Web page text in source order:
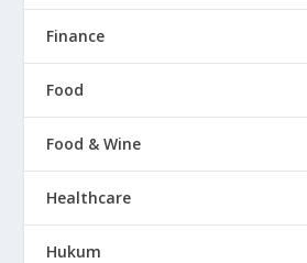
Finance
Food
Food & Wine
Healthcare
Hukum